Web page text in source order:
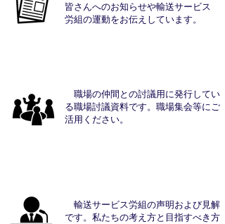
皆さんへのお知らせや輸送サービス
労組の運動をお伝えしています。
職場の仲間との討議用に発行してい
る職場討議資料です。職場集会等にご
活用ください。
輸送サービス労組の声明および見解
です。私たちの考え方と目指すべき方